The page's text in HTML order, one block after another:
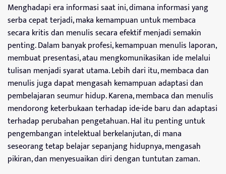
Menghadapi era informasi saat ini, dimana informasi yang
serba cepat terjadi, maka kemampuan untuk membaca
secara kritis dan menulis secara efektif menjadi semakin
penting. Dalam banyak profesi, kemampuan menulis laporan,
membuat presentasi, atau mengkomunikasikan ide melalui
tulisan menjadi syarat utama. Lebih dari itu, membaca dan
menulis juga dapat mengasah kemampuan adaptasi dan
pembelajaran seumur hidup. Karena, membaca dan menulis
mendorong keterbukaan terhadap ide-ide baru dan adaptasi
terhadap perubahan pengetahuan. Hal itu penting untuk
pengembangan intelektual berkelanjutan, di mana
seseorang tetap belajar sepanjang hidupnya, mengasah
pikiran, dan menyesuaikan diri dengan tuntutan zaman.